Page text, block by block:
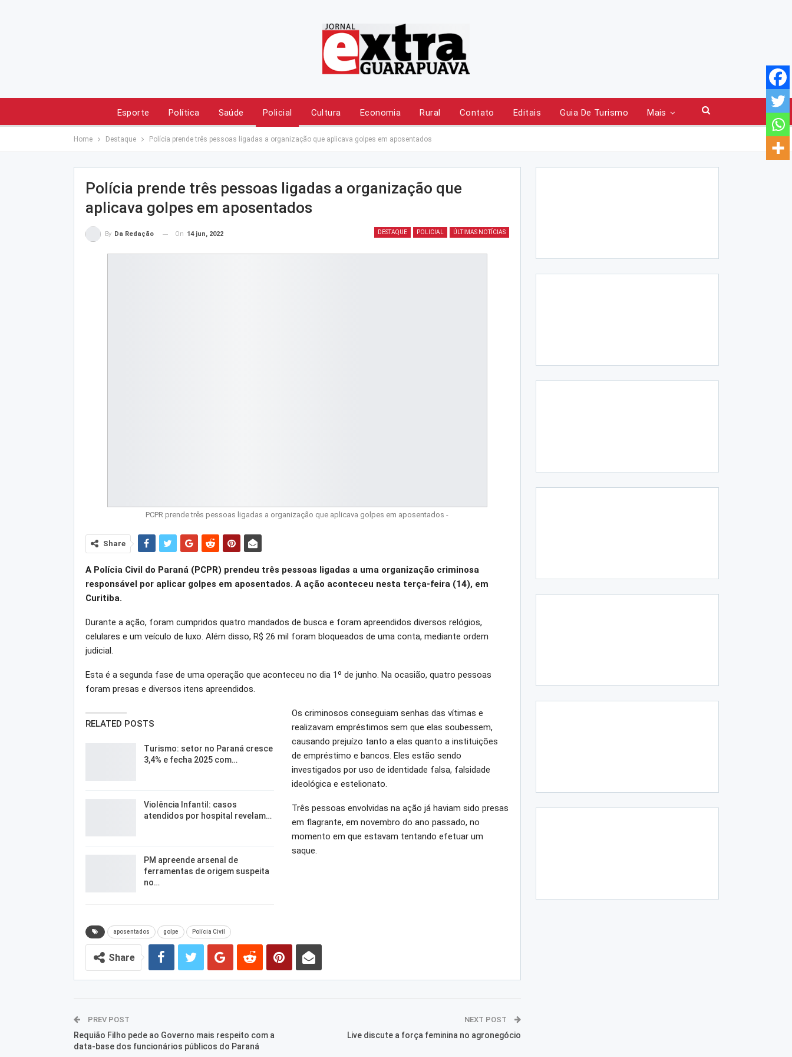
Esporte Política Saúde Policial Cultura Economia Rural Contato Editais Guia De Turismo Mais
Home Destaque Polícia prende três pessoas ligadas a organização que aplicava golpes em aposentados
Polícia prende três pessoas ligadas a organização que
aplicava golpes em aposentados
DESTAQUE POLICIAL ÚLTIMAS NOTÍCIAS
By Da Redação On 14 jun, 2022
PCPR prende três pessoas ligadas a organização que aplicava golpes em aposentados -
Share
A Polícia Civil do Paraná (PCPR) prendeu três pessoas ligadas a uma organização criminosa
responsável por aplicar golpes em aposentados. A ação aconteceu nesta terça-feira (14), em
Curitiba.
Durante a ação, foram cumpridos quatro mandados de busca e foram apreendidos diversos relógios,
celulares e um veículo de luxo. Além disso, R$ 26 mil foram bloqueados de uma conta, mediante ordem
judicial.
Esta é a segunda fase de uma operação que aconteceu no dia 1º de junho. Na ocasião, quatro pessoas
foram presas e diversos itens apreendidos.
RELATED POSTS
Turismo: setor no Paraná cresce
3,4% e fecha 2025 com…
Violência Infantil: casos
atendidos por hospital revelam…
PM apreende arsenal de
ferramentas de origem suspeita
no…
Os criminosos conseguiam senhas das vítimas e
realizavam empréstimos sem que elas soubessem,
causando prejuízo tanto a elas quanto a instituições
de empréstimo e bancos. Eles estão sendo
investigados por uso de identidade falsa, falsidade
ideológica e estelionato.
Três pessoas envolvidas na ação já haviam sido presas
em flagrante, em novembro do ano passado, no
momento em que estavam tentando efetuar um
saque.
aposentados golpe Polícia Civil
Share
PREV POST
Requião Filho pede ao Governo mais respeito com a
data-base dos funcionários públicos do Paraná
NEXT POST
Live discute a força feminina no agronegócio